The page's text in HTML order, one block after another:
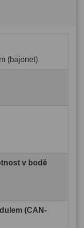
(bajonet)
v bodě
(CAN-